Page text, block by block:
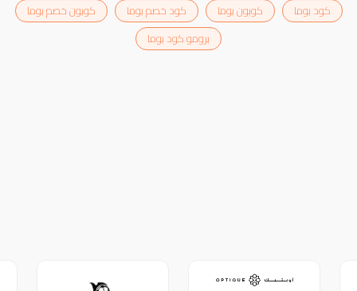
كود بوما كوبون بوما كود خصم بوما
كوبون خصم بوما
برومو كود بوما